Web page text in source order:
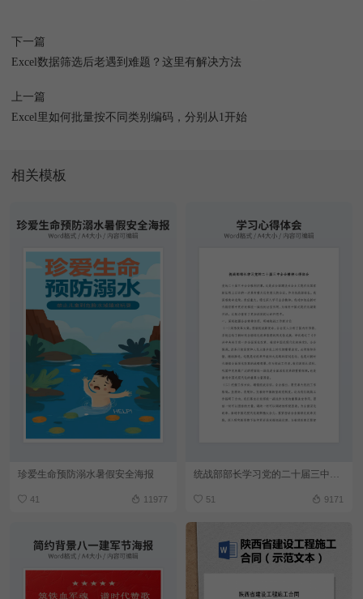
下一篇
Excel数据筛选后老遇到难题？这里有解决方法
上一篇
Excel里如何批量按不同类别编码，分别从1开始
相关模板
珍爱生命预防溺水暑假安全海报
41 11977
统战部部长学习党的二十届三中全会精神心得体会
51 9171